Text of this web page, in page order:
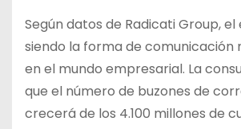
Según datos de Radicati Group, el
siendo la forma de comunicación
en el mundo empresarial. La
que el número de buzones de
crecerá de los 4.100 millones de